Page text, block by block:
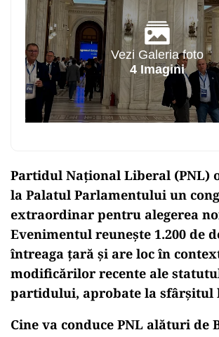
Vezi Galeria foto
4 Imagini
Partidul Național Liberal (PNL)
la Palatul Parlamentului un
extraordinar pentru alegerea
Evenimentul reunește 1.200 de
întreaga țară și are loc în
modificărilor recente ale
partidului, aprobate la sfârșitul
Cine va conduce PNL alături de